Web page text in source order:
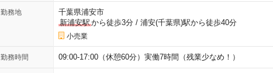
勤務地
千葉県浦安市
新浦安駅から徒歩3分/ 浦安(千葉県)駅から徒歩40分
小売業
勤務時間 09:00-17:00（休憩60分）実働7時間（残業少なめ！）